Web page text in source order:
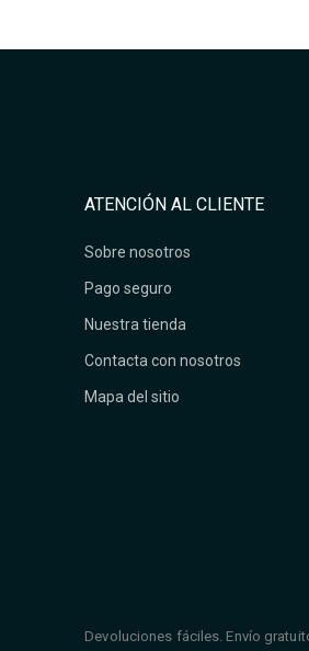
ATENCIÓN AL CLIENTE
Sobre nosotros
Pago seguro
Nuestra tienda
Contacta con nosotros
Mapa del sitio
Devoluciones fáciles. Envío